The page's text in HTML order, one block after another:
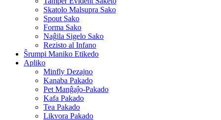
Skatolo Malsupra Sako
Spout Sako
Forma Sako
Naĝila Sigelo Sako
Rezisto al Infano
Ŝrumpi Maniko Etikedo
Apliko
Minfly Dezajno
Kanaba Pakado
Pet Manĝaĵo-Pakado
Kafa Pakado
Tea Pakado
Likvora Pakado